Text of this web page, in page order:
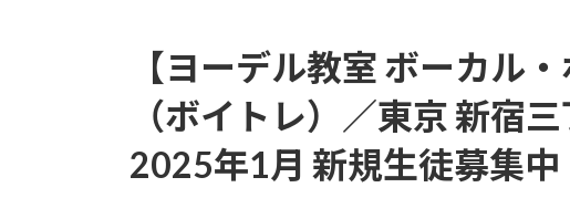
【ヨーデル教室 ボーカル
（ボイトレ）／東京 新宿
2025年1月 新規生徒募集中